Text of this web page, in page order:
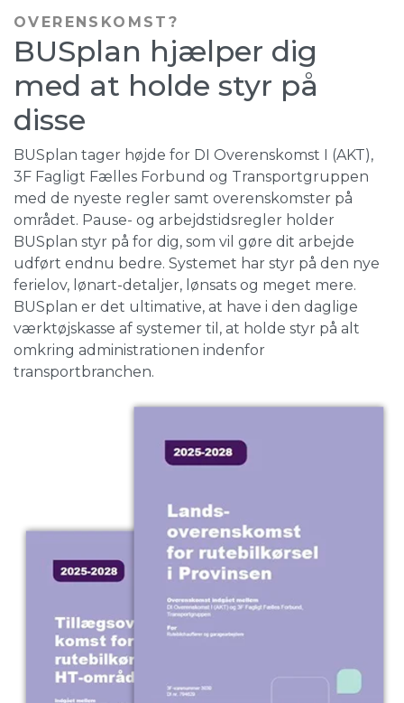
OVERENSKOMST?
BUSplan hjælper dig
med at holde styr på
disse
BUSplan tager højde for DI Overenskomst I (AKT),
3F Fagligt Fælles Forbund og Transportgruppen
med de nyeste regler samt overenskomster på
området. Pause- og arbejdstidsregler holder
BUSplan styr på for dig, som vil gøre dit arbejde
udført endnu bedre. Systemet har styr på den nye
ferielov, lønart-detaljer, lønsats og meget mere.
BUSplan er det ultimative, at have i den daglige
værktøjskasse af systemer til, at holde styr på alt
omkring administrationen indenfor
transportbranchen.